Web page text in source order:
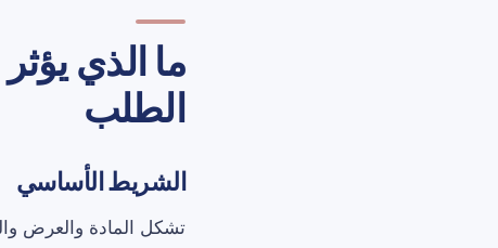
ما الذي
الطلب
الشريط الأساسي
تشكل المادة والعرض